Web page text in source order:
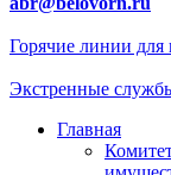
Горячие линии для
Экстренные
Главная